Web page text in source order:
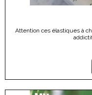
Attention ces élastiques à